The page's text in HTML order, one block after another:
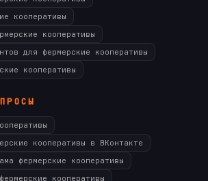
кооперативы
кооперативы
для фермерские кооперативы
кооперативы
кооперативы в ВКонтакте
фермерские кооперативы
кооперативы